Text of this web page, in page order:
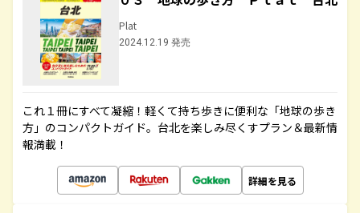
Plat
2024.12.19 発売
これ１冊にすべて凝縮！軽くて持ち歩きに便利な「地球の歩き
方」のコンパクトガイド。台北を楽しみ尽くすプラン＆最新情
報満載！
詳細を見る